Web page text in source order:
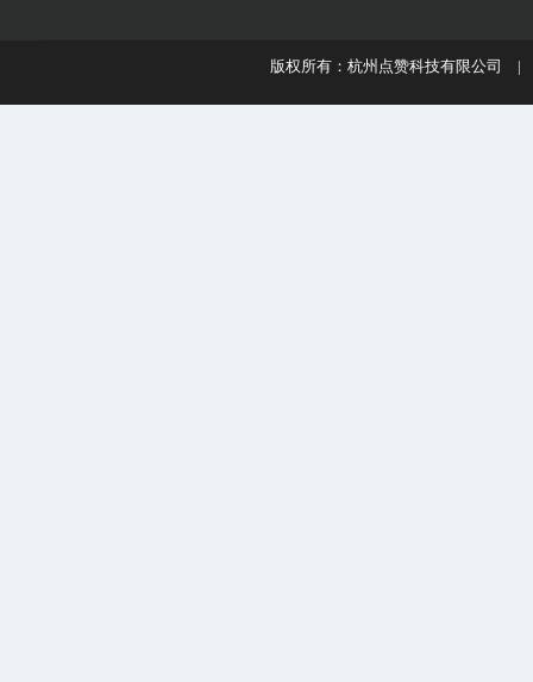
版权所有：杭州点赞科技有限公司